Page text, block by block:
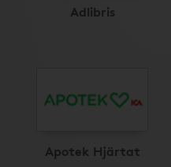
Adlibris
Apotek Hjärtat